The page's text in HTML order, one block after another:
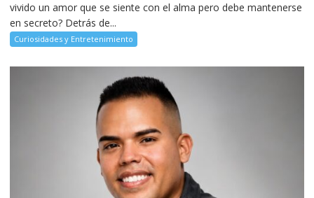
vivido un amor que se siente con el alma pero debe mantenerse
en secreto? Detrás de...
Curiosidades y Entretenimiento